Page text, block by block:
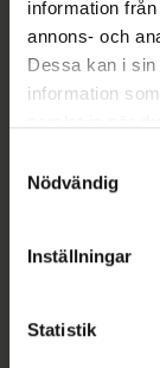
information
annons- och
Dessa kan i
information
återkalla ditt
lagligheten av
Nödvändig
Inställningar
Statistik
Läs
Kronans
syd till
datorn.